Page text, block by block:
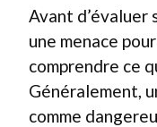
Avant d’évaluer
une menace
comprendre ce
Généralement,
comme